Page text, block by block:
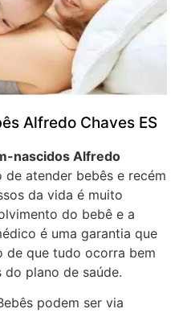
Alfredo Chaves ES
nascidos Alfredo
atender bebês e recém
da vida é muito
do bebê e a
é uma garantia que
de que tudo ocorra bem
plano de saúde.
podem ser via